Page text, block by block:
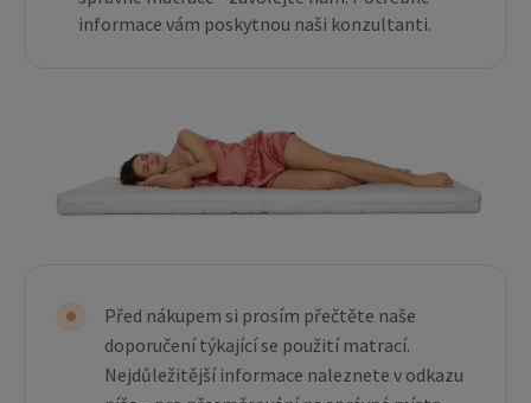
informace vám poskytnou naši konzultanti.
Před nákupem si prosím přečtěte naše
doporučení týkající se použití matrací.
Nejdůležitější informace naleznete v odkazu